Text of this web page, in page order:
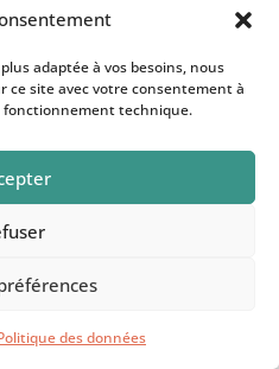
adaptée à vos besoins, nous
ce site avec votre consentement à
fonctionnement technique.
des données
visions précédentes
protection mondiale
La nature est un
les êtres humains
pas au dessus de la
au dessus de l’humanité.
des liens de réciprocité,
nature, la nature
n’est pas objet ni
de droit. Cette